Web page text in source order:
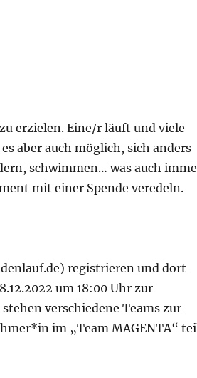
erzielen. Eine/r läuft und viele
aber auch möglich, sich anders
schwimmen… was auch
mit einer Spende veredeln.
registrieren und dort
um 18:00 Uhr zur
verschiedene Teams zur
im „Team MAGENTA“